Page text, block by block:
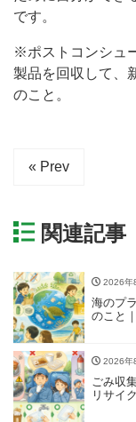
です。
※ポストコンシュ
製品を回収して、
のこと。
« Prev
関連記事
2026年
海のプ
のこと
2026年
ごみ収
リサイ